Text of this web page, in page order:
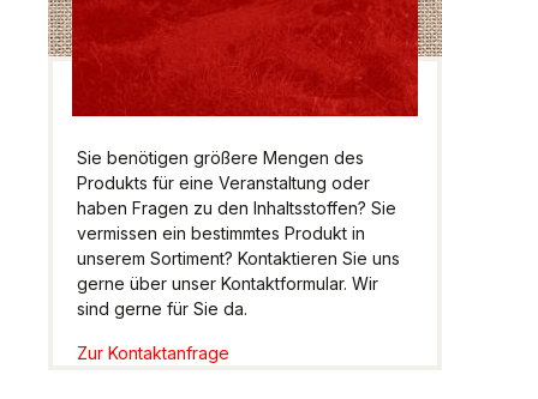
Sie benötigen größere Mengen des
Produkts für eine Veranstaltung oder
haben Fragen zu den Inhaltsstoffen? Sie
vermissen ein bestimmtes Produkt in
unserem Sortiment? Kontaktieren Sie uns
gerne über unser Kontaktformular. Wir
sind gerne für Sie da.
Zur Kontaktanfrage